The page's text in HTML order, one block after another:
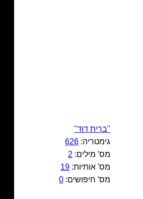
"ברית דוד"
גימטריה: 626
מס' מילים: 2
מס' אותיות: 19
מס' חיפושים: 0